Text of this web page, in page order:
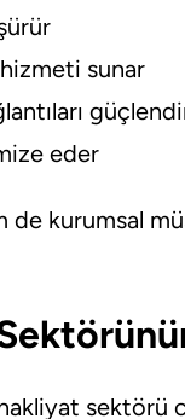
hizmeti sunar
eder
de kurumsal
sektörü